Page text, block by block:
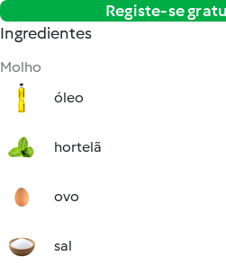
Registe-se
Ingredientes
Molho
óleo
hortelã
ovo
sal